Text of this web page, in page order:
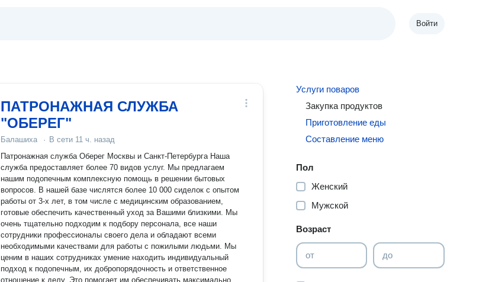
Войти
ПАТРОНАЖНАЯ СЛУЖБА
"ОБЕРЕГ"
Балашиха · В сети 11 ч. назад
Патронажная служба Оберег Москвы и Санкт-Петербурга Наша
служба предоставляет более 70 видов услуг. Мы предлагаем
нашим подопечным комплексную помощь в решении бытовых
вопросов. В нашей базе числятся более 10 000 сиделок с опытом
работы от 3-х лет, в том числе с медицинским образованием,
готовые обеспечить качественный уход за Вашими близкими. Мы
очень тщательно подходим к подбору персонала, все наши
сотрудники профессионалы своего дела и обладают всеми
необходимыми качествами для работы с пожилыми людьми. Мы
ценим в наших сотрудниках умение находить индивидуальный
подход к подопечным, их добропорядочность и ответственное
отношение к делу. Это помогает им обеспечивать максимально
Услуги поваров
Закупка продуктов
Приготовление еды
Составление меню
Пол
Женский
Мужской
Возраст
от до